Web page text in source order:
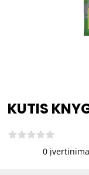
KUTIS
0